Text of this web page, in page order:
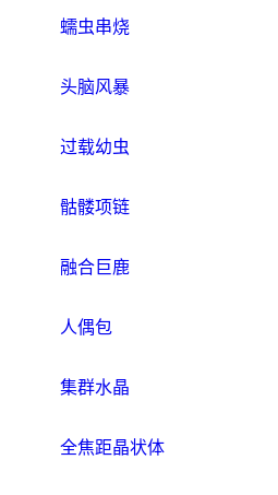
蠕虫串烧
头脑风暴
过载幼虫
骷髅项链
融合巨鹿
人偶包
集群水晶
全焦距晶状体